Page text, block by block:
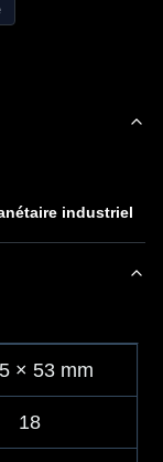
industriel
× 53 mm
18